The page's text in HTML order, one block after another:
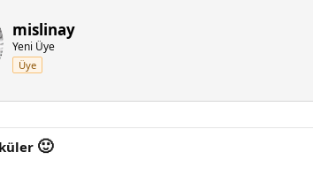
mislinay
Yeni Üye
Üye
🙂